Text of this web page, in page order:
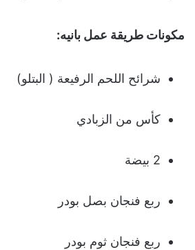
مكونات طريقة عمل بانيه:
شرائح اللحم الرفیعة ( البتلو)
كأس من الزبادي
2 بیضة
ربع فنجان بصل بودر
ربع فنجان ثوم بودر